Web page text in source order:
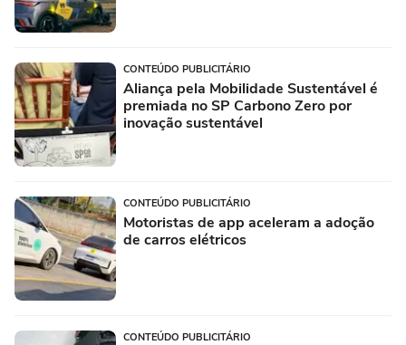
CONTEÚDO PUBLICITÁRIO
Aliança pela Mobilidade Sustentável é
premiada no SP Carbono Zero por
inovação sustentável
CONTEÚDO PUBLICITÁRIO
Motoristas de app aceleram a adoção
de carros elétricos
CONTEÚDO PUBLICITÁRIO